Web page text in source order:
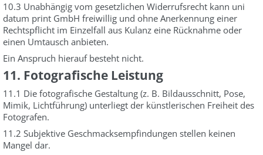
10.3 Unabhängig vom gesetzlichen Widerrufsrecht kann uni
datum print GmbH freiwillig und ohne Anerkennung einer
Rechtspflicht im Einzelfall aus Kulanz eine Rücknahme oder
einen Umtausch anbieten.
Ein Anspruch hierauf besteht nicht.
11. Fotografische Leistung
11.1 Die fotografische Gestaltung (z. B. Bildausschnitt, Pose,
Mimik, Lichtführung) unterliegt der künstlerischen Freiheit des
Fotografen.
11.2 Subjektive Geschmacksempfindungen stellen keinen
Mangel dar.